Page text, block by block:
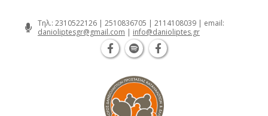
Τηλ.: 2310522126 | 2510836705 | 2114108039 | email:
danioliptesgr@gmail.com | info@danioliptes.gr